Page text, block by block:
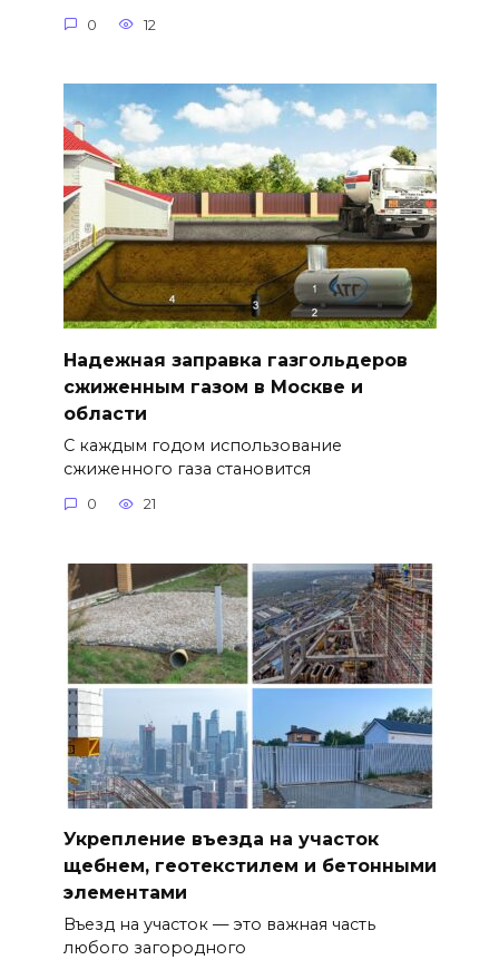
0 12
Надежная заправка газгольдеров
сжиженным газом в Москве и
области
С каждым годом использование
сжиженного газа становится
0 21
Укрепление въезда на участок
щебнем, геотекстилем и бетонными
элементами
Въезд на участок — это важная часть
любого загородного